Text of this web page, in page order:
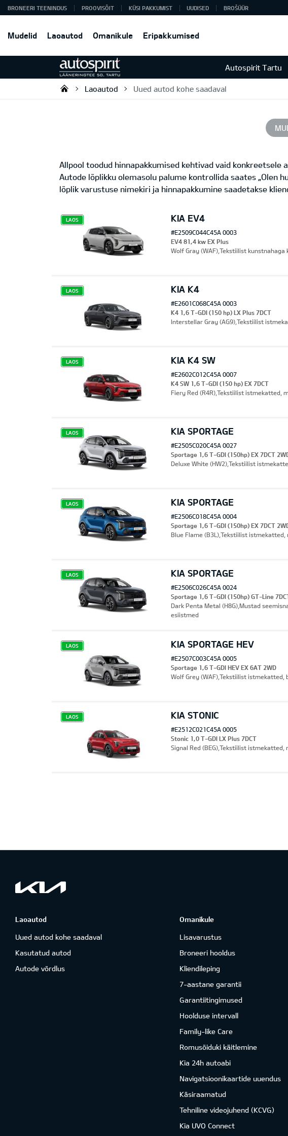
Mudelid Laoautod Omanikule Eripakkumised
BRONEERI TEENINDUS PROOVISÕIT KÜSI PAKKUMIST UUDISED BROŠÜÜR
Autospirit Tartu
Autospirit Tartu OÜ
Laoautod Uued autod kohe saadaval
Allpool toodud hinnapakkumised kehtivad vaid
Autode lõplikku olemasolu palume kontrollida saates „Olen
lõplik varustuse nimekiri ja hinnapakkumine saadetakse
KIA EV4
LAOS
#E2509C044C45A 0003
EV4 81,4 kw EX Plus
Wolf Gray (WAF),Tekstiilist
KIA K4
LAOS
#E2601C068C45A 0003
K4 1,6 T-GDI (150 hp) LX Plus 7DCT
Interstellar Gray (AG9),Tekstiilist
KIA K4 SW
LAOS
#E2602C012C45A 0007
K4 SW 1,6 T-GDI (150 hp) EX 7DCT
Fiery Red (R4R),Tekstiilist istmekatted,
KIA SPORTAGE
LAOS
#E2505C020C45A 0027
Sportage 1,6 T-GDI (150hp) EX 7DCT
Deluxe White (HW2),Tekstiilist
KIA SPORTAGE
LAOS
#E2506C018C45A 0004
Sportage 1,6 T-GDI (150hp) EX 7DCT
Blue Flame (B3L),Tekstiilist istmekatted,
KIA SPORTAGE
LAOS
#E2506C026C45A 0024
Sportage 1,6 T-GDI (150hp) GT-Line
Dark Penta Metal (H8G),Mustad
esiistmed
KIA SPORTAGE HEV
LAOS
#E2507C003C45A 0005
Sportage 1,6 T-GDI HEV EX 6AT 2WD
Wolf Grey (WAF),Tekstiilist istmekatted,
KIA STONIC
LAOS
#E2512C021C45A 0005
Stonic 1,0 T-GDI LX Plus 7DCT
Signal Red (BEG),Tekstiilist istmekatted,
Laoautod
Uued autod kohe saadaval
Kasutatud autod
Autode võrdlus
Omanikule
Lisavarustus
Broneeri hooldus
Kliendileping
7-aastane garantii
Garantiitingimused
Hoolduse intervall
Family-like Care
Romusõiduki käitlemine
Kia 24h autoabi
Navigatsioonikaartide uuendus
Käsiraamatud
Tehniline videojuhend (KCVG)
Kia UVO Connect